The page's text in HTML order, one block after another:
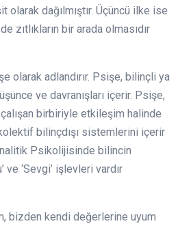
olarak dağılmıştır. Üçüncü ilke ise
zıtlıkların bir arada olmasıdır
olarak adlandırır. Psişe, bilinçli ya
ve davranışları içerir. Psişe,
birbiriyle etkileşim halinde
bilinçdışı sistemlerini içerir
Psikolijisinde bilincin
ve ‘Sevgi’ işlevleri vardır
bizden kendi değerlerine uyum